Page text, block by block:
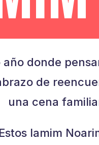
donde
de
una cena
Iamim